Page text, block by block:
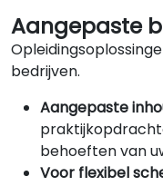
Aangepaste
bedrijven.
Aangepaste
behoeften van
Voor flexibel